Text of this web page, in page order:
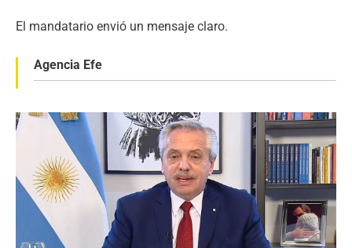
El mandatario envió un mensaje claro.
Agencia Efe